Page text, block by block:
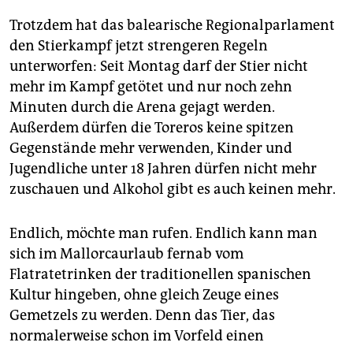
Trotzdem hat das balearische Regionalparlament
den Stierkampf jetzt strengeren Regeln
unterworfen: Seit Montag darf der Stier nicht
mehr im Kampf getötet und nur noch zehn
Minuten durch die Arena gejagt werden.
Außerdem dürfen die Toreros keine spitzen
Gegenstände mehr verwenden, Kinder und
Jugendliche unter 18 Jahren dürfen nicht mehr
zuschauen und Alkohol gibt es auch keinen mehr.
Endlich, möchte man rufen. Endlich kann man
sich im Mallorcaurlaub fernab vom
Flatratetrinken der traditionellen spanischen
Kultur hingeben, ohne gleich Zeuge eines
Gemetzels zu werden. Denn das Tier, das
normalerweise schon im Vorfeld einen